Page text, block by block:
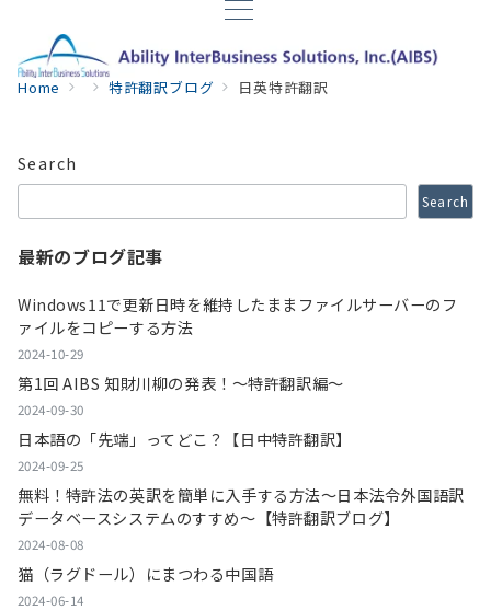
Home 特許翻訳ブログ 日英特許翻訳
Search
Search
最新のブログ記事
Windows11で更新日時を維持したままファイルサーバーのフ
ァイルをコピーする方法
2024-10-29
第1回 AIBS 知財川柳の発表！～特許翻訳編～
2024-09-30
日本語の「先端」ってどこ？【日中特許翻訳】
2024-09-25
無料！特許法の英訳を簡単に入手する方法～日本法令外国語訳
データベースシステムのすすめ～【特許翻訳ブログ】
2024-08-08
猫（ラグドール）にまつわる中国語
2024-06-14